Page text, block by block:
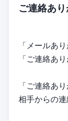
ご連絡あ
「メールあ
「ご連絡あ
「ご連絡あ
相手からの連